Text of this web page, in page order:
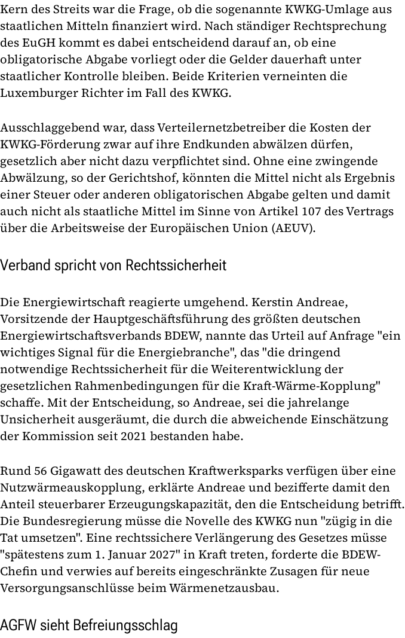
Kern des Streits war die Frage, ob die sogenannte KWKG-Umlage aus
staatlichen Mitteln finanziert wird. Nach ständiger Rechtsprechung
des EuGH kommt es dabei entscheidend darauf an, ob eine
obligatorische Abgabe vorliegt oder die Gelder dauerhaft unter
staatlicher Kontrolle bleiben. Beide Kriterien verneinten die
Luxemburger Richter im Fall des KWKG.
Ausschlaggebend war, dass Verteilernetzbetreiber die Kosten der
KWKG-Förderung zwar auf ihre Endkunden abwälzen dürfen,
gesetzlich aber nicht dazu verpflichtet sind. Ohne eine zwingende
Abwälzung, so der Gerichtshof, könnten die Mittel nicht als Ergebnis
einer Steuer oder anderen obligatorischen Abgabe gelten und damit
auch nicht als staatliche Mittel im Sinne von Artikel 107 des Vertrags
über die Arbeitsweise der Europäischen Union (AEUV).
Verband spricht von Rechtssicherheit
Die Energiewirtschaft reagierte umgehend. Kerstin Andreae,
Vorsitzende der Hauptgeschäftsführung des größten deutschen
Energiewirtschaftsverbands BDEW, nannte das Urteil auf Anfrage "ein
wichtiges Signal für die Energiebranche", das "die dringend
notwendige Rechtssicherheit für die Weiterentwicklung der
gesetzlichen Rahmenbedingungen für die Kraft-Wärme-Kopplung"
schaffe. Mit der Entscheidung, so Andreae, sei die jahrelange
Unsicherheit ausgeräumt, die durch die abweichende Einschätzung
der Kommission seit 2021 bestanden habe.
Rund 56 Gigawatt des deutschen Kraftwerksparks verfügen über eine
Nutzwärmeauskopplung, erklärte Andreae und bezifferte damit den
Anteil steuerbarer Erzeugungskapazität, den die Entscheidung betrifft.
Die Bundesregierung müsse die Novelle des KWKG nun "zügig in die
Tat umsetzen". Eine rechtssichere Verlängerung des Gesetzes müsse
"spätestens zum 1. Januar 2027" in Kraft treten, forderte die BDEW-
Chefin und verwies auf bereits eingeschränkte Zusagen für neue
Versorgungsanschlüsse beim Wärmenetzausbau.
AGFW sieht Befreiungsschlag